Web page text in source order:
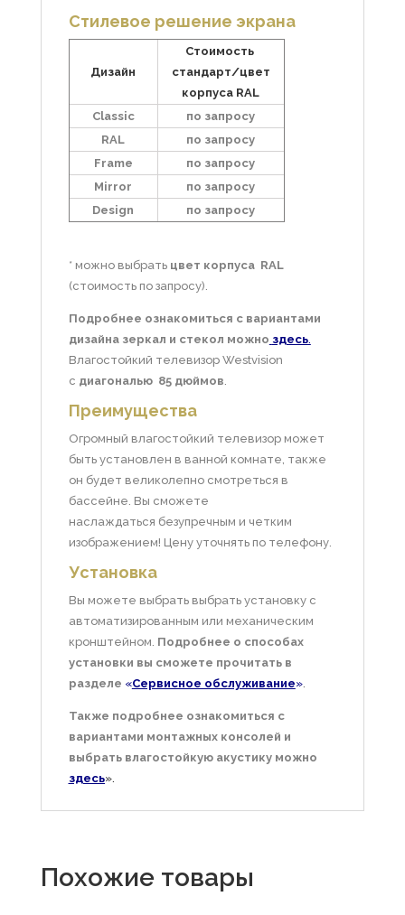
Стилевое решение экрана
Дизайн
Стоимость
стандарт/цвет
корпуса RAL
Classic
по запросу
RAL
по запросу
Frame
по запросу
Mirror
по запросу
Design
по запросу
* можно выбрать цвет корпуса RAL
(стоимость по запросу).
Подробнее ознакомиться с вариантами
дизайна зеркал и стекол можно здесь.
Влагостойкий телевизор Westvision
с диагональю 85 дюймов.
Преимущества
Огромный влагостойкий телевизор может
быть установлен в ванной комнате, также
он будет великолепно смотреться в
бассейне. Вы сможете
наслаждаться безупречным и четким
изображением! Цену уточнять по телефону.
Установка
Вы можете выбрать выбрать установку с
автоматизированным или механическим
кронштейном. Подробнее о способах
установки вы сможете прочитать в
разделе «Сервисное обслуживание».
Также подробнее ознакомиться с
вариантами монтажных консолей и
выбрать влагостойкую акустику можно
здесь».
Похожие товары